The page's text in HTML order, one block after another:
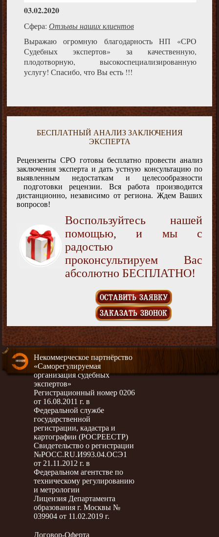
03.02.2020
Сфера: Отзывы наших клиентов
Выражаю огромную благодарность НП «СРО
Судебных экспертов» за качественную,
плодотворную, высокоспециализированную
услугу! Спасибо, что Вы есть !!!
БЕСПЛАТНЫЙ АНАЛИЗ ЗАКЛЮЧЕНИЯ
ЭКСПЕРТА
Рецензенты СРО готовы бесплатно провести анализ
заключения эксперта и дать устную консультацию по
выявленным недостаткам и целесообразности
подготовки рецензии. Вся работа производится
дистанционно, независимо от региона. Ждем Ваших
вопросов!
Воспользуйтесь нашей
помощью, и мы с
радостью
проконсультируем Вас
абсолютно БЕСПЛАТНО!
ОСТАВИТЬ ЗАЯВКУ
ЗАКАЗАТЬ ЗВОНОК
Некоммерческое партнёрство
«Саморегулируемая
организация судебных
экспертов»
Регистрационный номер 0206
от 16.08.2011 г. в
Федеральной службе
государственной
регистрации, кадастра и
картографии (РОСРЕЕСТР)
Свидетельство о регистрации
№РОСС.RU.И993.04.ОСЭ1
от 21.11.2012 г. в
Федеральном агентстве по
техническому регулированию
и метрологии
Лицензия Департамента
образования г. Москвы №
039904 от 11.02.2019 г.
Договор-Оферта